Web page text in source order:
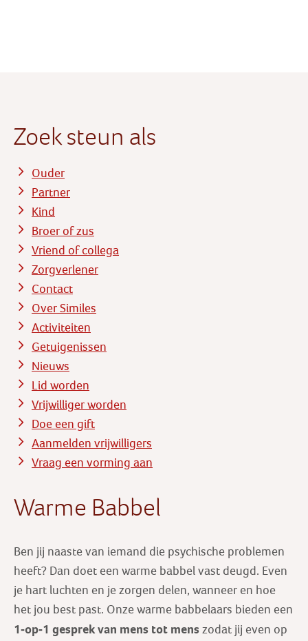
Zoek steun als
Ouder
Partner
Kind
Broer of zus
Vriend of collega
Zorgverlener
Contact
Over Similes
Activiteiten
Getuigenissen
Nieuws
Lid worden
Vrijwilliger worden
Doe een gift
Aanmelden vrijwilligers
Vraag een vorming aan
Warme Babbel
Ben jij naaste van iemand die psychische problemen
heeft? Dan doet een warme babbel vast deugd. Even
je hart luchten en je zorgen delen, wanneer en hoe
het jou best past. Onze warme babbelaars bieden een
1-op-1 gesprek van mens tot mens zodat jij even op